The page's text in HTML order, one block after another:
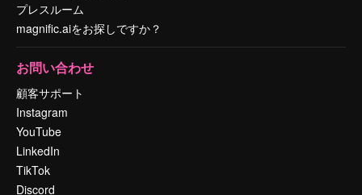
プレスルーム
magnific.aiをお探しですか？
お問い合わせ
顧客サポート
Instagram
YouTube
LinkedIn
TikTok
Discord